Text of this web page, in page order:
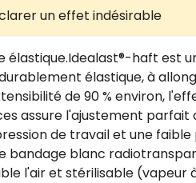
un effet indésirable
élastique.Idealast®-haft est
élastique, à
de 90 % environ,
assure l'ajustement parfait
de travail et une faible
bandage blanc
l'air et stérilisable (vapeur à